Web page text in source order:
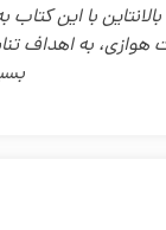
با این
هوازی، به اهداف